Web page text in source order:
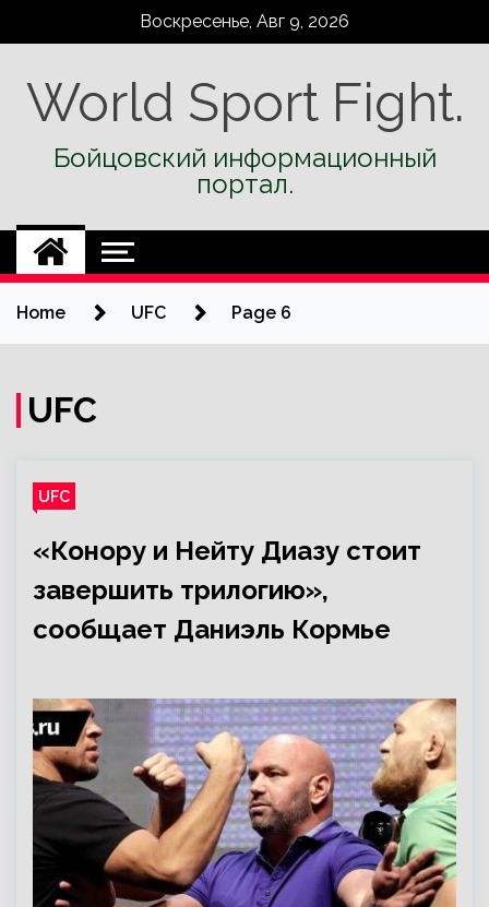
Воскресенье, Авг 9, 2026
World Sport Fight.
Бойцовский информационный
портал.
Home UFC Page 6
UFC
UFC
«Конору и Нейту Диазу стоит
завершить трилогию»,
сообщает Даниэль Кормье